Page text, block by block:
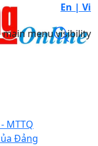
En | Vi
main menu visibility
MTTQ
Đảng